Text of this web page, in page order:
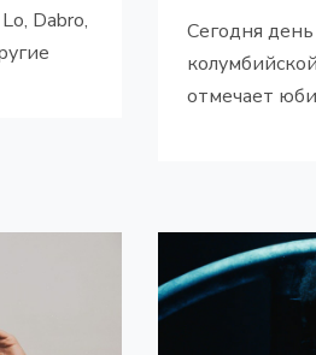
Dabro,
Сегодня
отмечает